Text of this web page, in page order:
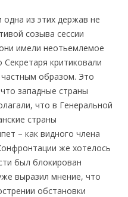
из этих держав не
созыва сессии
имели неотьемлемое
критиковали
образом. Это
западные страны
что в Генеральной
страны
– как видного члена
же хотелось
был блокирован
выразил мнение, что
обстановки